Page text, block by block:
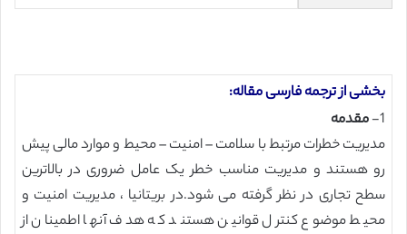
بخشی از ترجمه فارسی مقاله:
1- مقدمه
مدیریت خطرات مرتبط با سلامت – امنیت – محیط و موارد مالی پیش
رو هستند و مدیریت مناسب خطر یک عامل ضروری در بالاترین
سطح تجاری در نظر گرفته می شود.در بریتانیا ، مدیریت امنیت و
محیط موضوع کنترل قوانین هستند که هدف آنها اطمینان از